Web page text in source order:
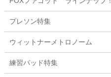
プレソン特集
ウィットナーメトロノーム
練習パッド特集